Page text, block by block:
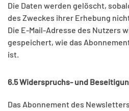
Die Daten werden gelöscht,
des Zweckes ihrer Erhebung
Die E-Mail-Adresse des Nutzers
gespeichert, wie das
ist.
6.5 Widerspruchs- und
Das Abonnement des